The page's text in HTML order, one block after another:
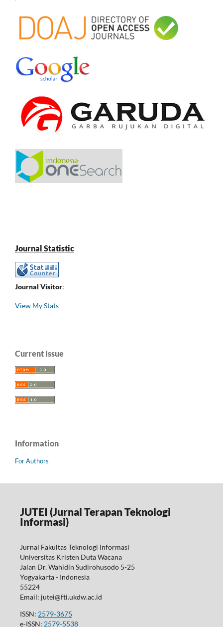
Journal Statistic
Journal Visitor:
View My Stats
Current Issue
Information
For Authors
JUTEI (Jurnal Terapan Teknologi
Informasi)
Jurnal Fakultas Teknologi Informasi
Universitas Kristen Duta Wacana
Jalan Dr. Wahidin Sudirohusodo 5-25
Yogyakarta - Indonesia
55224
Email: jutei@fti.ukdw.ac.id
ISSN: 2579-3675
e-ISSN: 2579-5538